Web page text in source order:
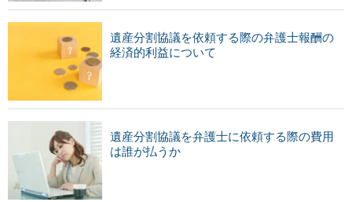
遺産分割協議を依頼する際の弁護士報酬の
経済的利益について
遺産分割協議を弁護士に依頼する際の費用
は誰が払うか